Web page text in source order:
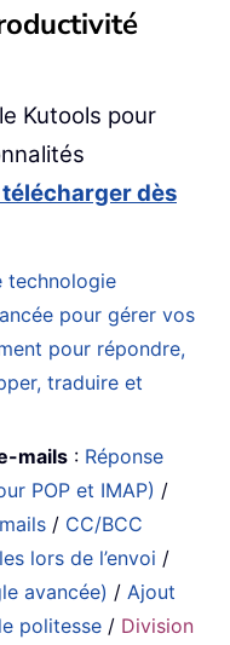
Kutools pour
dès
technologie
pour gérer vos
pour répondre,
traduire et
mails : Réponse
POP et IMAP) /
/ CC/BCC
lors de l’envoi /
avancée) / Ajout
politesse / Division